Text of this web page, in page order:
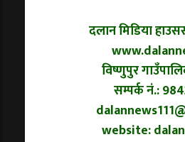
दलान मिडिया
विष्णुपुर
सम्पर्क नं.:
website: